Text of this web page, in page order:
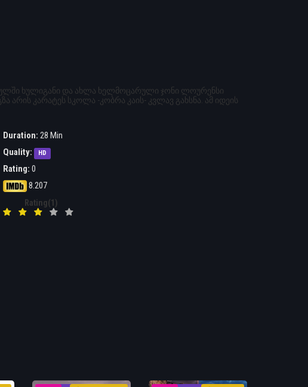
ხულიგანი და ახლა ხელმოცარული ჯონი ლოურენსი
კარატეს სკოლა -კობრა კაის- კვლავ გახსნა. ამ იდეის
Duration: 28 Min
Quality:
HD
Rating: 0
8.207
Rating(1)